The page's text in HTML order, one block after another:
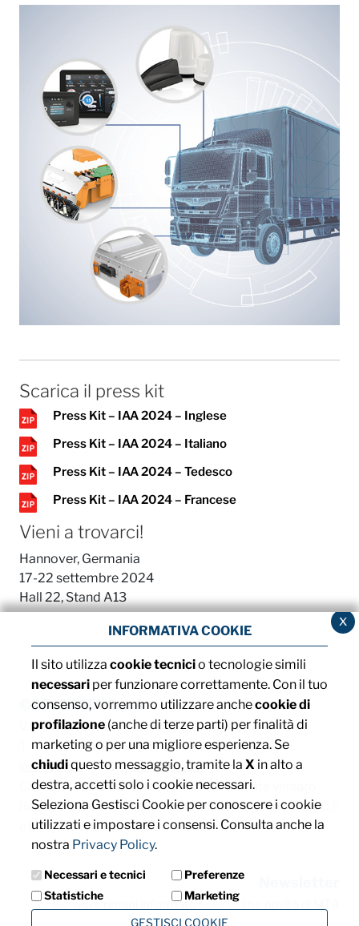
Scarica il press kit
Press Kit – IAA 2024 – Inglese
Press Kit – IAA 2024 – Italiano
Press Kit – IAA 2024 – Tedesco
Press Kit – IAA 2024 – Francese
Vieni a trovarci!
Hannover, Germania
17-22 settembre 2024
Hall 22, Stand A13
©2013 MTA S.p.A.
V.le dell'Industria, 12 - 26845 Codogno (LO) - ITALIA
T. +39 0377 4181 / F. +39 0377 418493 / Email:
info@mta.it/ PEC:mtaspa@pec.it
Capitale sociale € 8.000.000,00 interamente versato
Registro delle imprese di Milano, Monza Brianza e Lodi, C.F.
e P. IVA: IT00828540153
Iscriviti e rimani informato sulle ultime novità di MTA
x
INFORMATIVA COOKIE
Il sito utilizza cookie tecnicio tecnologie simili
necessari per funzionare correttamente. Con il tuo
consenso, vorremmo utilizzare anchecookie di
profilazione (anche di terze parti) per finalità di
marketing o per una migliore esperienza. Se
chiudiquesto messaggio, tramite la X in alto a
destra, accetti solo i cookie necessari.
Seleziona Gestisci Cookie per conoscere i cookie
utilizzati e impostare i consensi. Consulta anche la
nostra Privacy Policy.
Necessari e tecnici
Preferenze
Statistiche
Marketing
GESTISCI COOKIE